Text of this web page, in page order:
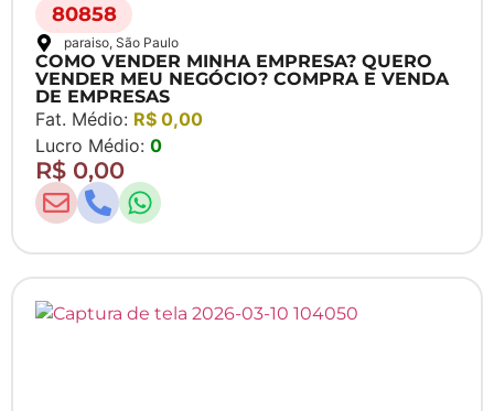
80858
paraiso, São Paulo
COMO VENDER MINHA EMPRESA? QUERO
VENDER MEU NEGÓCIO? COMPRA E VENDA
DE EMPRESAS
Fat. Médio: R$ 0,00
Lucro Médio: 0
R$ 0,00